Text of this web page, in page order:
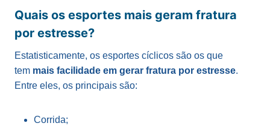
Quais os esportes mais geram fratura
por estresse?
Estatisticamente, os esportes cíclicos são os que
tem mais facilidade em gerar fratura por estresse.
Entre eles, os principais são:
Corrida;